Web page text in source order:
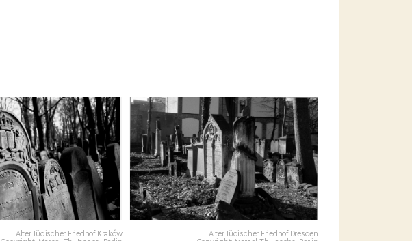
Alter Jüdischer Friedhof Kraków
Alter Jüdischer Friedhof Dresden